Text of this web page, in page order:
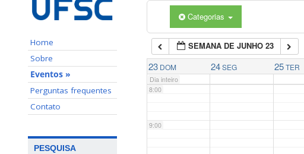
Home
Sobre
Eventos »
Perguntas frequentes
Contato
PESQUISA
Categorias
SEMANA DE JUNHO 23
23 DOM 24 SEG 25 TER
Dia inteiro
7:00
8:00
9:00